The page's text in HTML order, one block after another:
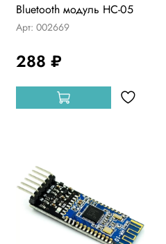
Bluetooth модуль HC-05
Арт: 002669
288 ₽